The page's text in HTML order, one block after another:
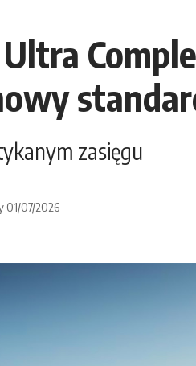
zasięgu
01/07/2026